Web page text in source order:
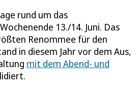
rund um das
13./14. Juni. Das
Renommee für den
in diesem Jahr vor dem Aus,
mit dem Abend- und